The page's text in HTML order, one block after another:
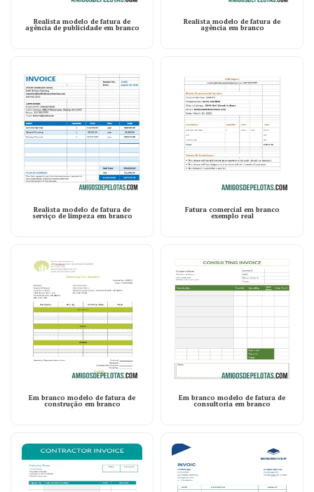
Realista modelo de fatura de
agência de publicidade em branco
Realista modelo de fatura de
agência em branco
Realista modelo de fatura de
serviço de limpeza em branco
Fatura comercial em branco
exemplo real
Em branco modelo de fatura de
construção em branco
Em branco modelo de fatura de
consultoria em branco